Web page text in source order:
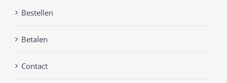
Bestellen
Betalen
Contact